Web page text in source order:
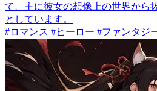
て、主に彼女の想像上の世界から
としています。
#ロマンス #ヒーロー #ファンタジ